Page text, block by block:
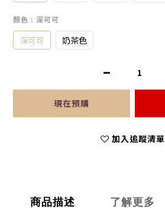
顏色 : 深可可
深可可 奶茶色
現在預購
加入追蹤清單
商品描述 了解更多